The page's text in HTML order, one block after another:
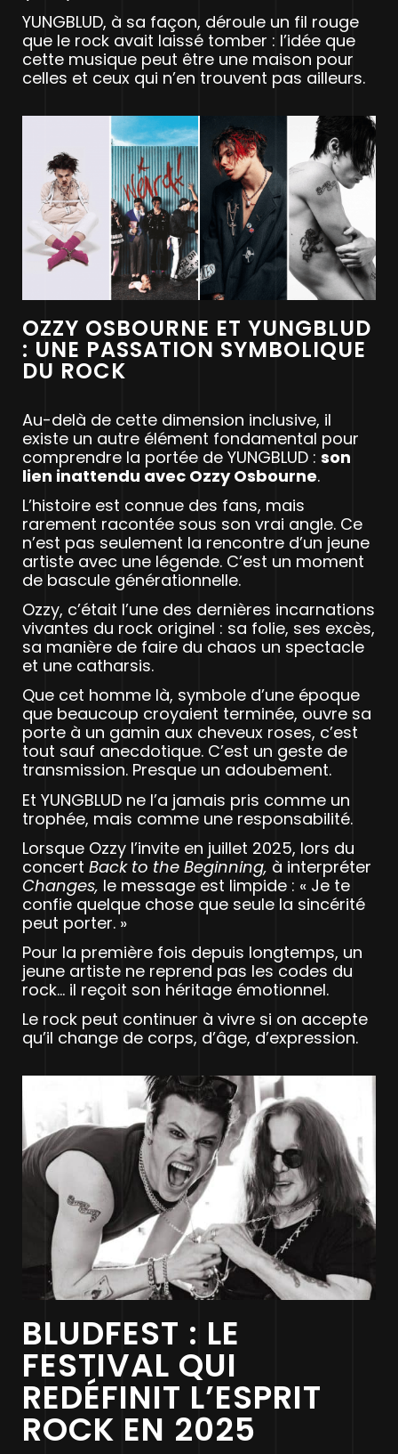
YUNGBLUD, à sa façon, déroule un fil rouge
que le rock avait laissé tomber : l’idée que
cette musique peut être une maison pour
celles et ceux qui n’en trouvent pas ailleurs.
OZZY OSBOURNE ET YUNGBLUD
: UNE PASSATION SYMBOLIQUE
DU ROCK
Au-delà de cette dimension inclusive, il
existe un autre élément fondamental pour
comprendre la portée de YUNGBLUD : son
lien inattendu avec Ozzy Osbourne.
L’histoire est connue des fans, mais
rarement racontée sous son vrai angle. Ce
n’est pas seulement la rencontre d’un jeune
artiste avec une légende. C’est un moment
de bascule générationnelle.
Ozzy, c’était l’une des dernières incarnations
vivantes du rock originel : sa folie, ses excès,
sa manière de faire du chaos un spectacle
et une catharsis.
Que cet homme là, symbole d’une époque
que beaucoup croyaient terminée, ouvre sa
porte à un gamin aux cheveux roses, c’est
tout sauf anecdotique. C’est un geste de
transmission. Presque un adoubement.
Et YUNGBLUD ne l’a jamais pris comme un
trophée, mais comme une responsabilité.
Lorsque Ozzy l’invite en juillet 2025, lors du
concert Back to the Beginning, à interpréter
Changes, le message est limpide : « Je te
confie quelque chose que seule la sincérité
peut porter. »
Pour la première fois depuis longtemps, un
jeune artiste ne reprend pas les codes du
rock… il reçoit son héritage émotionnel.
Le rock peut continuer à vivre si on accepte
qu’il change de corps, d’âge, d’expression.
BLUDFEST : LE
FESTIVAL QUI
REDÉFINIT L’ESPRIT
ROCK EN 2025